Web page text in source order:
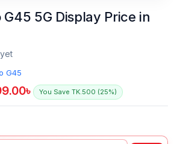
5G Display Price in
G45
৳ You Save TK.500 (25%)